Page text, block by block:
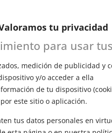
Valoramos tu privacidad
para usar
medición de publicidad y
y/o acceder a ella
de tu dispositivo
este sitio o aplicación.
tus datos personales en
TU 1ª CITA GRATUITA
En esta primera cita,
a todas tus